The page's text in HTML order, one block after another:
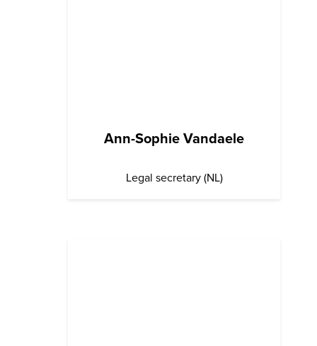
Ann-Sophie Vandaele
Legal secretary (NL)